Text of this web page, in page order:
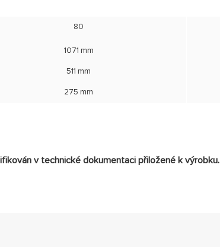
80
1071 mm
511 mm
275 mm
v technické dokumentaci přiložené k výrobku.